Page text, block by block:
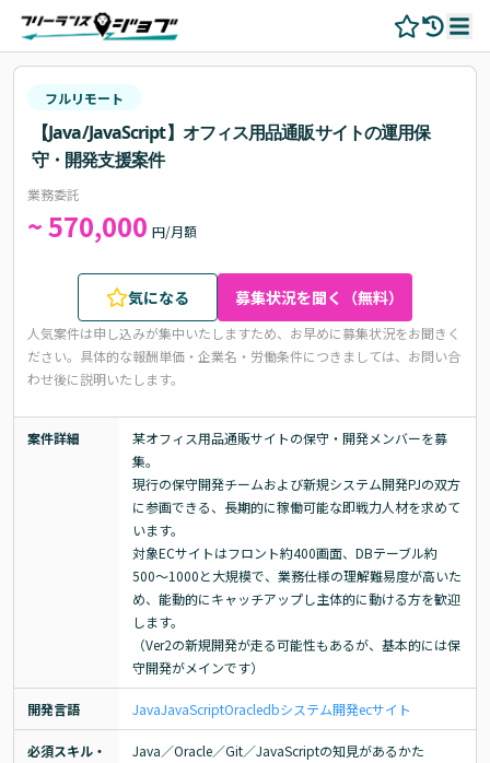
フルリモート
【Java/JavaScript】オフィス用品通販サイトの運用保
守・開発支援案件
業務委託
~ 570,000 円/月額
気になる 募集状況を聞く（無料）
人気案件は申し込みが集中いたしますため、お早めに募集状況をお聞きく
ださい。 具体的な報酬単価・企業名・労働条件につきましては、お問い合
わせ後に説明いたします。
案件詳細
某オフィス用品通販サイトの保守・開発メンバーを募
集。
現行の保守開発チームおよび新規システム開発PJの双方
に参画できる、長期的に稼働可能な即戦力人材を求めて
います。
対象ECサイトはフロント約400画面、DBテーブル約
500〜1000と大規模で、業務仕様の理解難易度が高いた
め、能動的にキャッチアップし主体的に動ける方を歓迎
します。
（Ver2の新規開発が走る可能性もあるが、基本的には保
守開発がメインです）
開発言語 JavaJavaScriptOracledbシステム開発ecサイト
必須スキル・
Java／Oracle／Git／JavaScriptの知見があるかた